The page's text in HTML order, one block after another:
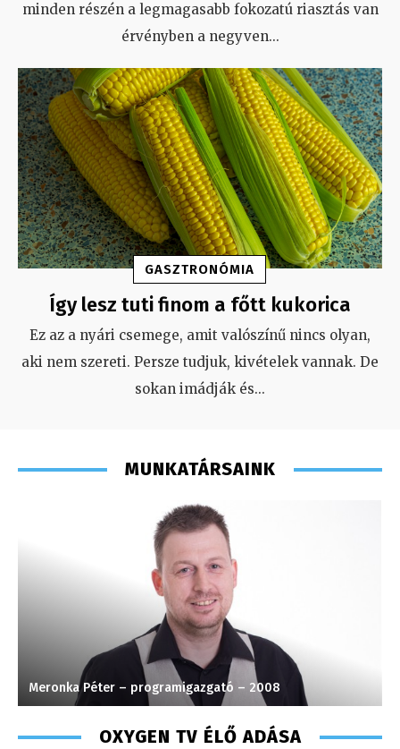
minden részén a legmagasabb fokozatú riasztás van
érvényben a negyven...
GASZTRONÓMIA
Így lesz tuti finom a főtt kukorica
Ez az a nyári csemege, amit valószínű nincs olyan,
aki nem szereti. Persze tudjuk, kivételek vannak. De
sokan imádják és...
MUNKATÁRSAINK
Meronka Péter – programigazgató – 2008
OXYGEN TV ÉLŐ ADÁSA